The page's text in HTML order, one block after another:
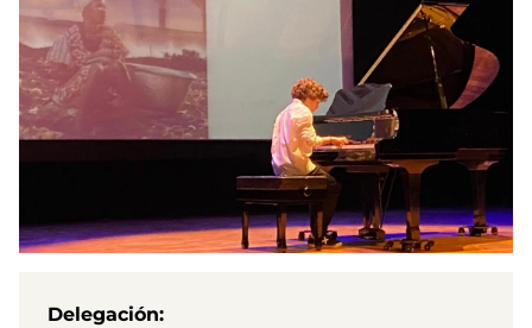
Delegación